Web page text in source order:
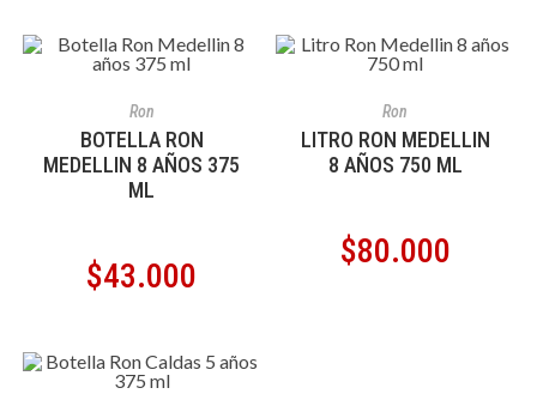
Ron
BOTELLA RON
MEDELLIN 8 AÑOS 375
ML
$43.000
Ron
LITRO RON MEDELLIN
8 AÑOS 750 ML
$80.000